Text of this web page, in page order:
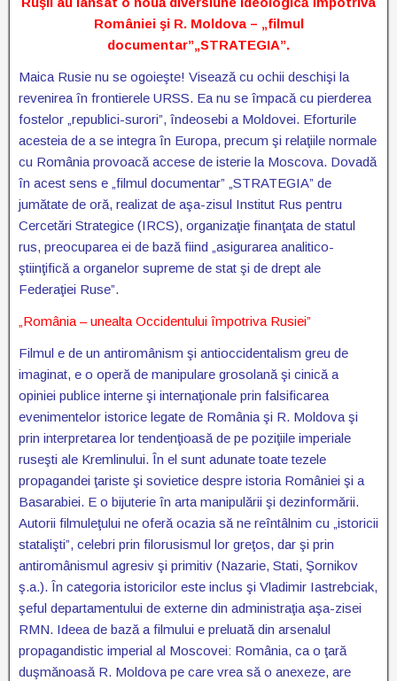
României şi R. Moldova – „filmul
documentar”„STRATEGIA”.
Maica Rusie nu se ogoieşte! Visează cu ochii deschişi la
revenirea în frontierele URSS. Ea nu se împacă cu pierderea
fostelor „republici-surori”, îndeosebi a Moldovei. Eforturile
acesteia de a se integra în Europa, precum şi relaţiile normale
cu România provoacă accese de isterie la Moscova. Dovadă
în acest sens e „filmul documentar” „STRATEGIA” de
jumătate de oră, realizat de aşa-zisul Institut Rus pentru
Cercetări Strategice (IRCS), organizaţie finanţata de statul
rus, preocuparea ei de bază fiind „asigurarea analitico-
ştiinţifică a organelor supreme de stat şi de drept ale
Federaţiei Ruse”.
„România – unealta Occidentului împotriva Rusiei”
Filmul e de un antiromânism şi antioccidentalism greu de
imaginat, e o operă de manipulare grosolană şi cinică a
opiniei publice interne şi internaţionale prin falsificarea
evenimentelor istorice legate de România şi R. Moldova şi
prin interpretarea lor tendenţioasă de pe poziţiile imperiale
ruseşti ale Kremlinului. În el sunt adunate toate tezele
propagandei ţariste şi sovietice despre istoria României şi a
Basarabiei. E o bijuterie în arta manipulării şi dezinformării.
Autorii filmuleţului ne oferă ocazia să ne reîntâlnim cu „istoricii
statalişti”, celebri prin filorusismul lor greţos, dar şi prin
antiromânismul agresiv şi primitiv (Nazarie, Stati, Şornikov
ş.a.). În categoria istoricilor este inclus şi Vladimir Iastrebciak,
şeful departamentului de externe din administraţia aşa-zisei
RMN. Ideea de bază a filmului e preluată din arsenalul
propagandistic imperial al Moscovei: România, ca o ţară
duşmănoasă R. Moldova pe care vrea să o anexeze, are